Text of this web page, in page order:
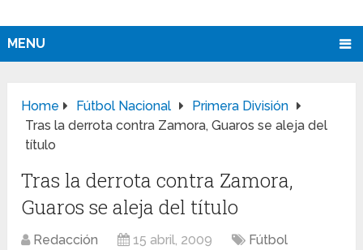
MENU
Home Fútbol Nacional
Primera División
Tras la derrota contra Zamora, Guaros se aleja del
título
Tras la derrota contra Zamora,
Guaros se aleja del título
Redacción 15 abril, 2009
Fútbol